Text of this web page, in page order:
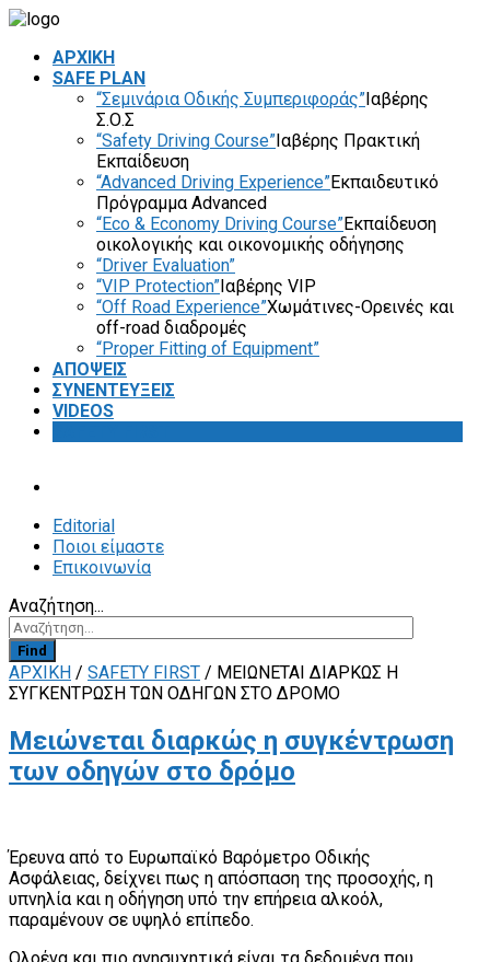
ΑΡΧΙΚΗ
SAFE PLAN
“Σεμινάρια Οδικής Συμπεριφοράς”Ιαβέρης
Σ.Ο.Σ
“Safety Driving Course”Ιαβέρης Πρακτική
Εκπαίδευση
“Advanced Driving Experience”Εκπαιδευτικό
Πρόγραμμα Advanced
“Eco & Economy Driving Course”Εκπαίδευση
οικολογικής και οικονομικής οδήγησης
“Driver Evaluation”
“VIP Protection”Ιαβέρης VIP
“Off Road Experience”Χωμάτινες-Ορεινές και
off-road διαδρομές
“Proper Fitting of Equipment”
ΑΠΟΨΕΙΣ
ΣΥΝΕΝΤΕΥΞΕΙΣ
VIDEOS
Editorial
Ποιοι είμαστε
Επικοινωνία
Αναζήτηση...
Find
ΑΡΧΙΚΗ / SAFETY FIRST / ΜΕΙΏΝΕΤΑΙ ΔΙΑΡΚΏΣ Η
ΣΥΓΚΈΝΤΡΩΣΗ ΤΩΝ ΟΔΗΓΏΝ ΣΤΟ ΔΡΌΜΟ
Μειώνεται διαρκώς η συγκέντρωση
των οδηγών στο δρόμο
Έρευνα από το Ευρωπαϊκό Βαρόμετρο Οδικής
Ασφάλειας, δείχνει πως η απόσπαση της προσοχής, η
υπνηλία και η οδήγηση υπό την επήρεια αλκοόλ,
παραμένουν σε υψηλό επίπεδο.